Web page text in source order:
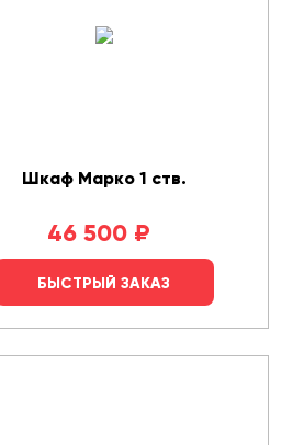
Шкаф Марко 1 ств.
46 500 ₽
БЫСТРЫЙ ЗАКАЗ